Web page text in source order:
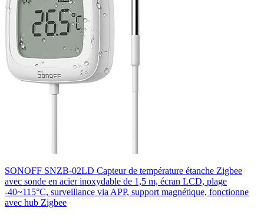
SONOFF SNZB-02LD Capteur de température étanche Zigbee
avec sonde en acier inoxydable de 1,5 m, écran LCD, plage
-40~115°C, surveillance via APP, support magnétique, fonctionne
avec hub Zigbee